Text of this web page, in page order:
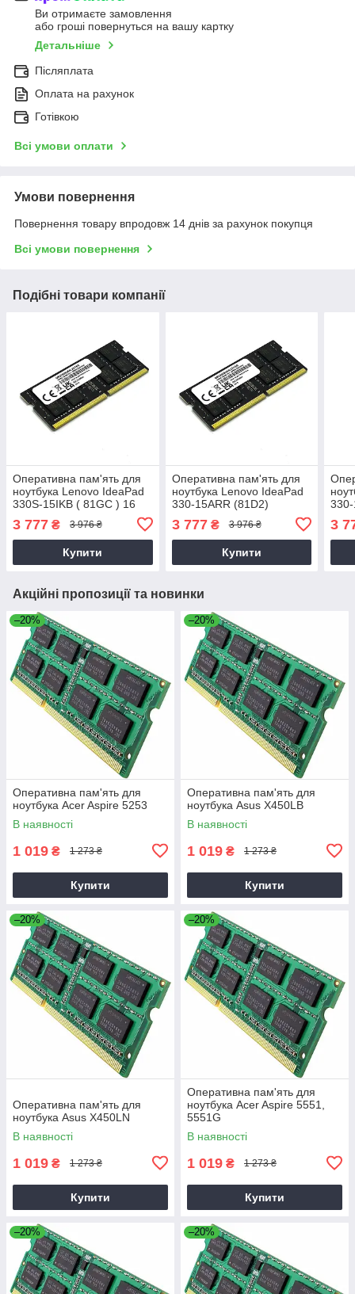
Ви отримаєте замовлення
або гроші повернуться на вашу картку
Детальніше
Післяплата
Оплата на рахунок
Готівкою
Всі умови оплати
Умови повернення
Повернення товару впродовж 14 днів за рахунок покупця
Всі умови повернення
Подібні товари компанії
Оперативна пам'ять для
ноутбука Lenovo IdeaPad
330S-15IKB ( 81GC ) 16
3 777 ₴ 3 976 ₴
Купити
Оперативна пам'ять для
ноутбука Lenovo IdeaPad
330-15ARR (81D2)
3 777₴ 3 976 ₴
Купити
3
Акційні пропозиції та новинки
–20%
Оперативна пам'ять для
ноутбука Acer Aspire 5253
В наявності
1 019 ₴ 1 273 ₴
Купити
–20%
Оперативна пам'ять для
ноутбука Asus X450LB
В наявності
1 019 ₴ 1 273 ₴
Купити
–20%
Оперативна пам'ять для
ноутбука Asus X450LN
В наявності
1 019 ₴ 1 273 ₴
Купити
–20%
Оперативна пам'ять для
ноутбука Acer Aspire 5551,
5551G
В наявності
1 019 ₴ 1 273 ₴
Купити
–20% –20%